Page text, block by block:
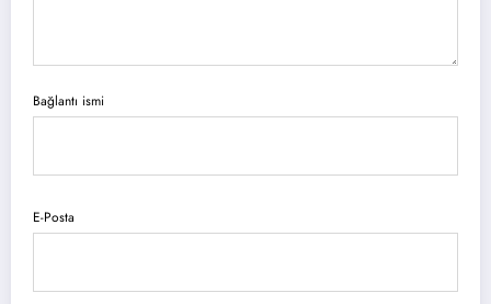
Bağlantı ismi
E-Posta